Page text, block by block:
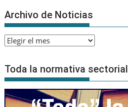
Archivo de Noticias
Archivo
Noticias
Toda la normativa sectorial